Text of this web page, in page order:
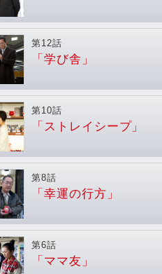
第12話
「学び舎」
第10話
「ストレイシープ」
第8話
「幸運の行方」
第6話
「ママ友」